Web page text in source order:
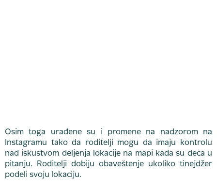
Osim toga urađene su i promene na nadzorom na
Instagramu tako da roditelji mogu da imaju kontrolu
nad iskustvom deljenja lokacije na mapi kada su deca u
pitanju. Roditelji dobiju obaveštenje ukoliko tinejdžer
podeli svoju lokaciju.